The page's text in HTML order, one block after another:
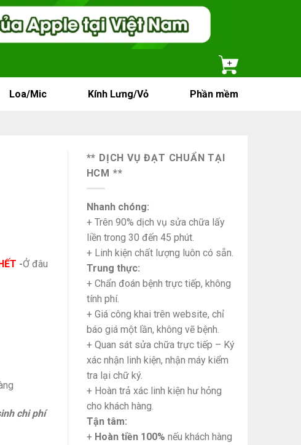
Loa/Mic Kính Lưng/Vỏ Phần mềm
-Ở đâu
chi phí
** DỊCH VỤ ĐẠT CHUẨN TẠI
HCM **
Nhanh chóng:
+ Trên 90% dịch vụ sửa chữa lấy
liền trong 30 đến 45 phút.
+ Linh kiện chất lượng luôn có sẵn.
Trung thực:
+ Chẩn đoán bệnh trực tiếp, không
tính phí.
+ Giá công khai trên website, chỉ
báo giá một lần, không vẽ bệnh.
+ Quan sát sửa chữa trực tiếp – Ký
xác nhận linh kiện, nhận máy kiểm
tra lại chữ ký.
+ Hoàn trả xác linh kiện hư hỏng
cho khách hàng.
Tận tâm:
+ Hoàn tiền 100% nếu khách hàng